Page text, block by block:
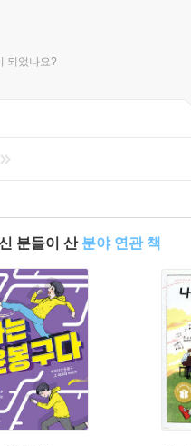
되었나요?
분들이 산 분야 연관 책